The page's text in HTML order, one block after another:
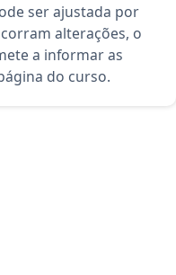
ser ajustada por
alterações, o
a informar as
do curso.